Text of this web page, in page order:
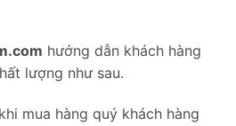
hướng dẫn khách hàng
lượng như sau.
mua hàng quý khách hàng